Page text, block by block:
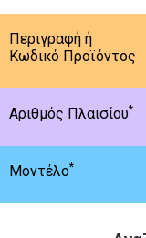
Περιγραφή ή
Κωδικό Προϊόντος
Αριθμός Πλαισίου*
Μοντέλο*